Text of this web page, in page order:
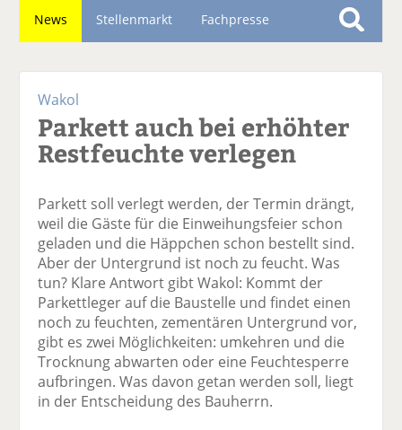
News Stellenmarkt Fachpresse
S
e
Wakol
Parkett auch bei erhöhter
Restfeuchte verlegen
Parkett soll verlegt werden, der Termin drängt,
weil die Gäste für die Einweihungsfeier schon
geladen und die Häppchen schon bestellt sind.
Aber der Untergrund ist noch zu feucht. Was
tun? Klare Antwort gibt Wakol: Kommt der
Parkettleger auf die Baustelle und findet einen
noch zu feuchten, zementären Untergrund vor,
gibt es zwei Möglichkeiten: umkehren und die
Trocknung abwarten oder eine Feuchtesperre
aufbringen. Was davon getan werden soll, liegt
in der Entscheidung des Bauherrn.